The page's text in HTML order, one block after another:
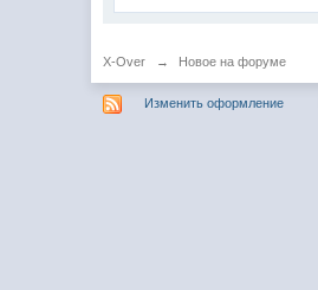
X-Over → Новое на форуме
Изменить оформление